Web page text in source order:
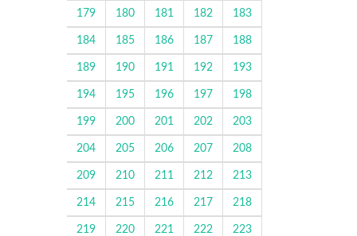
179 180 181 182 183
184 185 186 187 188
189 190 191 192 193
194 195 196 197 198
199 200 201 202 203
204 205 206 207 208
209 210 211 212 213
214 215 216 217 218
219 220 221 222 223